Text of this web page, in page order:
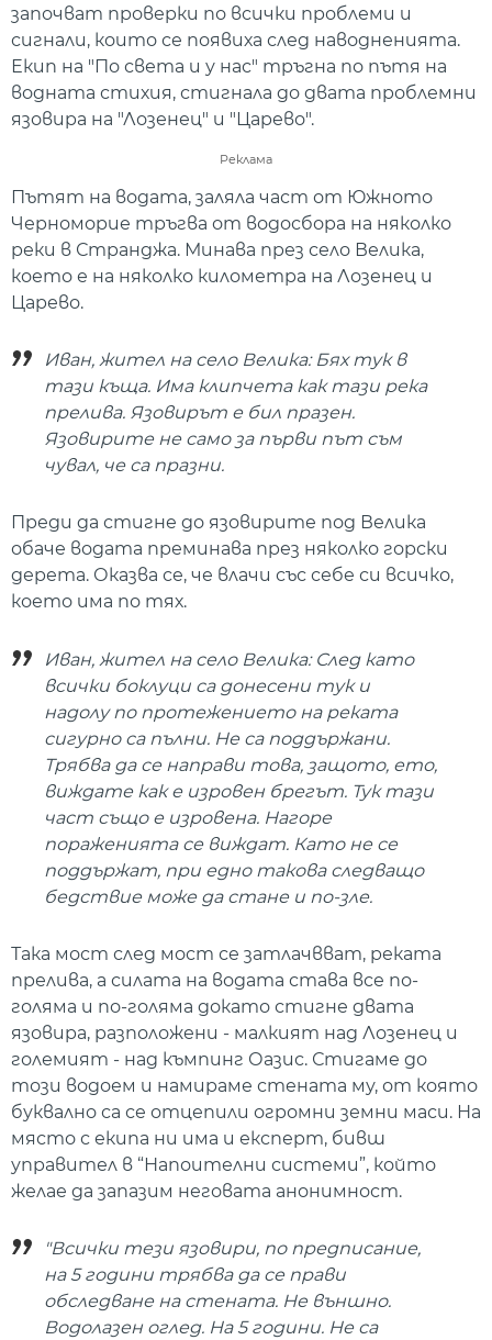
започват проверки по всички проблеми и
сигнали, които се появиха след наводненията.
Екип на "По света и у нас" тръгна по пътя на
водната стихия, стигнала до двата проблемни
язовира на "Лозенец" и "Царево".
Реклама
Пътят на водата, заляла част от Южното
Черноморие тръгва от водосбора на няколко
реки в Странджа. Минава през село Велика,
което е на няколко километра на Лозенец и
Царево.
Иван, жител на село Велика: Бях тук в
тази къща. Има клипчета как тази река
прелива. Язовирът е бил празен.
Язовирите не само за първи път съм
чувал, че са празни.
Преди да стигне до язовирите под Велика
обаче водата преминава през няколко горски
дерета. Оказва се, че влачи със себе си всичко,
което има по тях.
Иван, жител на село Велика: След като
всички боклуци са донесени тук и
надолу по протежението на реката
сигурно са пълни. Не са поддържани.
Трябва да се направи това, защото, ето,
виждате как е изровен брегът. Тук тази
част също е изровена. Нагоре
пораженията се виждат. Като не се
поддържат, при едно такова следващо
бедствие може да стане и по-зле.
Така мост след мост се затлачвват, реката
прелива, а силата на водата става все по-
голяма и по-голяма докато стигне двата
язовира, разположени - малкият над Лозенец и
големият - над къмпинг Оазис. Стигаме до
този водоем и намираме стената му, от която
буквално са се отцепили огромни земни маси. На
място с екипа ни има и експерт, бивш
управител в “Напоителни системи”, който
желае да запазим неговата анонимност.
"Всички тези язовири, по предписание,
на 5 години трябва да се прави
обследване на стената. Не външно.
Водолазен оглед. На 5 години. Не са